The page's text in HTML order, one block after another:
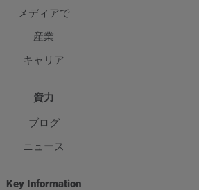
メディアで
産業
キャリア
資力
ブログ
ニュース
Key Information